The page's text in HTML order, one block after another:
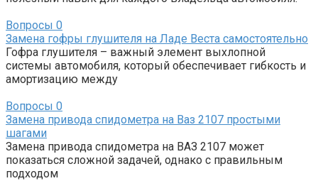
Вопросы 0
Замена гофры глушителя на Ладе Веста самостоятельно
Гофра глушителя – важный элемент выхлопной
системы автомобиля, который обеспечивает гибкость и
амортизацию между
Вопросы 0
Замена привода спидометра на Ваз 2107 простыми
шагами
Замена привода спидометра на ВАЗ 2107 может
показаться сложной задачей, однако с правильным
подходом